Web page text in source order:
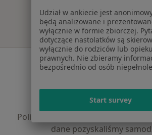
Serwis
Polityka prywatności
Polityka prywatności
Polityka prywatności dla
dane pozyskaliśmy
Udział w ankiecie jest
będą analizowane i
wyłącznie w formie zbiorczej.
dotyczące nastolatków są
wyłącznie do rodziców lub
prawnych. Nie zbieramy
bezpośrednio od osób
Start survey